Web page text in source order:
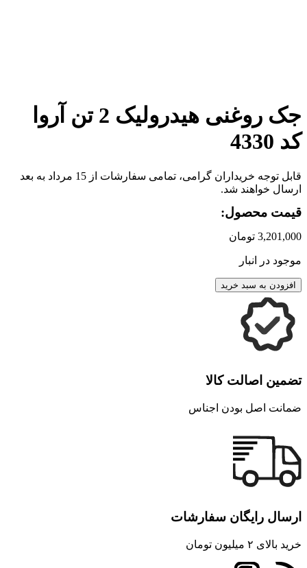
جک روغنی هیدرولیک 2 تن آروا
کد 4330
قابل توجه خریداران گرامی، تمامی سفارشات از 15 مرداد به بعد
ارسال خواهند شد.
قیمت محصول:
3,201,000 تومان
موجود در انبار
افزودن به سبد خرید
تضمین اصالت کالا
ضمانت اصل بودن اجناس
ارسال رایگان سفارشات
خرید بالای ۲ میلیون تومان